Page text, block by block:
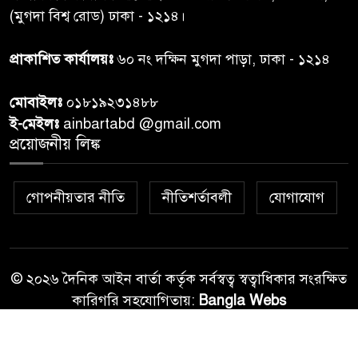
প্রধানমন্ত্রীর সঙ্গে দেখা করে স্বপ্নপূরণ
অনুশ্রীর, মিলল হারমোনিয়াম
৮
২০ আগস্ট রাষ্ট্রপতি নির্বাচন,
৯
বান্দরবান বিজিবি সেক্টর সদর দপ্তর
মাঝে মেডিকেল ক্যাম্পেইন
১০
(মুগদা বিশ্ব রোড) ঢাকা - ১২১৪।
প্রাকাশিত কার্যালয়ঃ৬০ নং দক্ষিন মুগদা পাড়া, ঢাকা - ১২১৪
মোবাইলঃ ০১৮১৯২৩১৪৮৮
ই-মেইলঃ ainbartabd @gmail.com
প্রয়োজনীয় লিঙ্ক
গোপনীয়তার নীতি নীতিশর্তাবলী যোগাযোগ
© ২০২৬ দৈনিক আইন বার্তা কর্তৃক সর্বস্বত্ব স্বত্বাধিকার সংরক্ষিত
কারিগরি সহযোগিতায়: Bangla Webs